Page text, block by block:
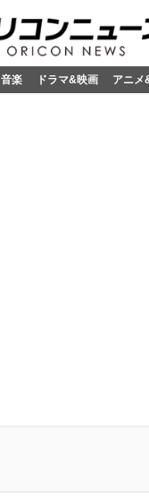
音楽 ドラマ&映画 アニメ